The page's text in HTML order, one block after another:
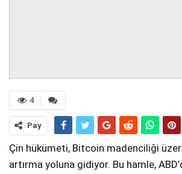
4
Pay
Çin hükümeti, Bitcoin madenciliği
artırma yoluna gidiyor. Bu hamle,